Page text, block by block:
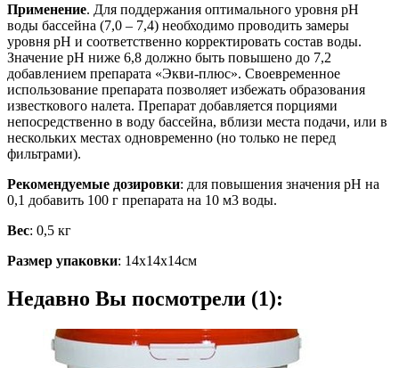
Применение. Для поддержания оптимального уровня рН
воды бассейна (7,0 – 7,4) необходимо проводить замеры
уровня рН и соответственно корректировать состав воды.
Значение рН ниже 6,8 должно быть повышено до 7,2
добавлением препарата «Экви-плюс». Своевременное
использование препарата позволяет избежать образования
известкового налета. Препарат добавляется порциями
непосредственно в воду бассейна, вблизи места подачи, или в
нескольких местах одновременно (но только не перед
фильтрами).
Рекомендуемые дозировки: для повышения значения рН на
0,1 добавить 100 г препарата на 10 м3 воды.
Вес: 0,5 кг
Размер упаковки: 14х14х14см
Недавно Вы посмотрели (1):